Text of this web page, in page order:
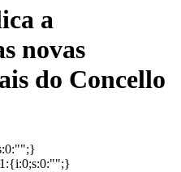
a
novas
do Concello